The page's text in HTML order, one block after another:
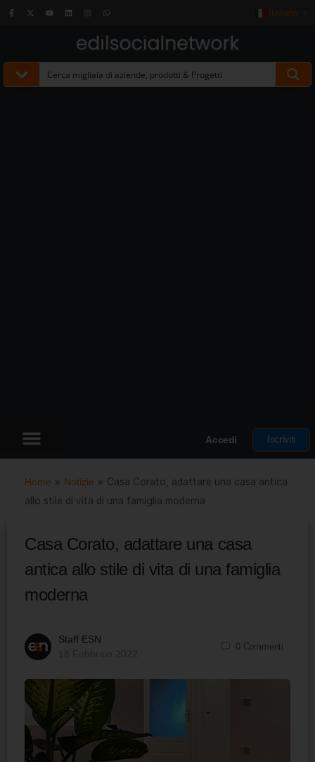
Italiano
Accedi Iscriviti
Home » Notizie » Casa Corato, adattare una casa antica
allo stile di vita di una famiglia moderna
Casa Corato, adattare una casa
antica allo stile di vita di una famiglia
moderna
Staff ESN
0 Commenti